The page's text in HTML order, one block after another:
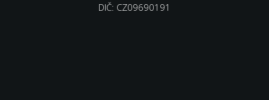
DIČ: CZ09690191